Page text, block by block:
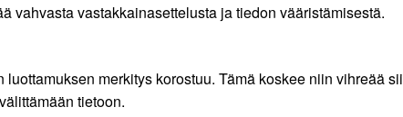
vahvasta vastakkainasettelusta ja tiedon vääristämisestä.
merkitys korostuu. Tämä koskee niin vihreää
tietoon.